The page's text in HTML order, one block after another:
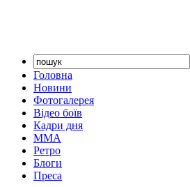
Головна
Новини
Фотогалерея
Відео боїв
Кадри дня
ММА
Ретро
Блоги
Преса